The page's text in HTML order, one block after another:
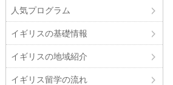
人気プログラム
イギリスの基礎情報
イギリスの地域紹介
イギリス留学の流れ